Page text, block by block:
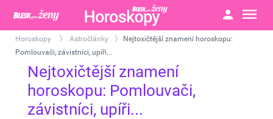
Horoskopy Astročlánky
Nejtoxičtější znamení horoskopu:
Pomlouvači, závistníci, upíři...
Nejtoxičtější znamení
horoskopu: Pomlouvači,
závistníci, upíři...